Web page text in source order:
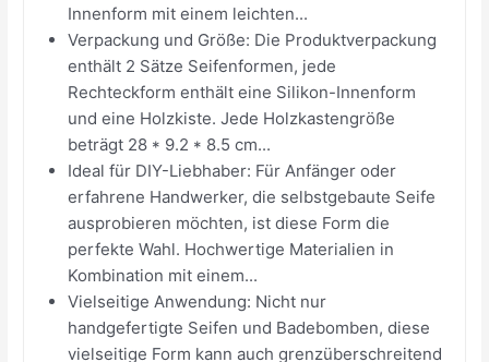
Innenform mit einem leichten...
Verpackung und Größe: Die Produktverpackung
enthält 2 Sätze Seifenformen, jede
Rechteckform enthält eine Silikon-Innenform
und eine Holzkiste. Jede Holzkastengröße
beträgt 28 * 9.2 * 8.5 cm...
Ideal für DIY-Liebhaber: Für Anfänger oder
erfahrene Handwerker, die selbstgebaute Seife
ausprobieren möchten, ist diese Form die
perfekte Wahl. Hochwertige Materialien in
Kombination mit einem...
Vielseitige Anwendung: Nicht nur
handgefertigte Seifen und Badebomben, diese
vielseitige Form kann auch grenzüberschreitend